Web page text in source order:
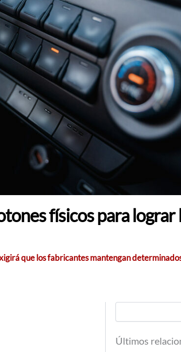
físicos para lograr
que los fabricantes mantengan
Últimos